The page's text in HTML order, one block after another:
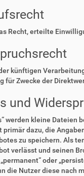
Recht, erteilte
künftigen
für Zwecke der
und
werden kleine
primär dazu, die
zu speichern. Als
verlässt und seinen
oder
die Nutzer diese nach